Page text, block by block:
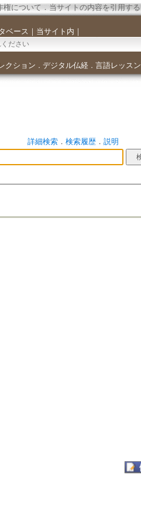
権について．当サイトの内容を引用する
ベース ｜ 当サイト内 ｜
クション ． デジタル仏経． 言語レッスン
詳細検索． 検索履歴． 説明